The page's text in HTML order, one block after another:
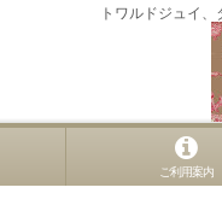
トワルドジュイ
ご利用案内